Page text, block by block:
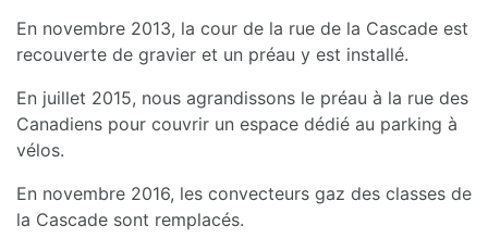
En novembre 2013, la cour de la rue de la Cascade est
recouverte de gravier et un préau y est installé.
En juillet 2015, nous agrandissons le préau à la rue des
Canadiens pour couvrir un espace dédié au parking à
vélos.
En novembre 2016, les convecteurs gaz des classes de
la Cascade sont remplacés.